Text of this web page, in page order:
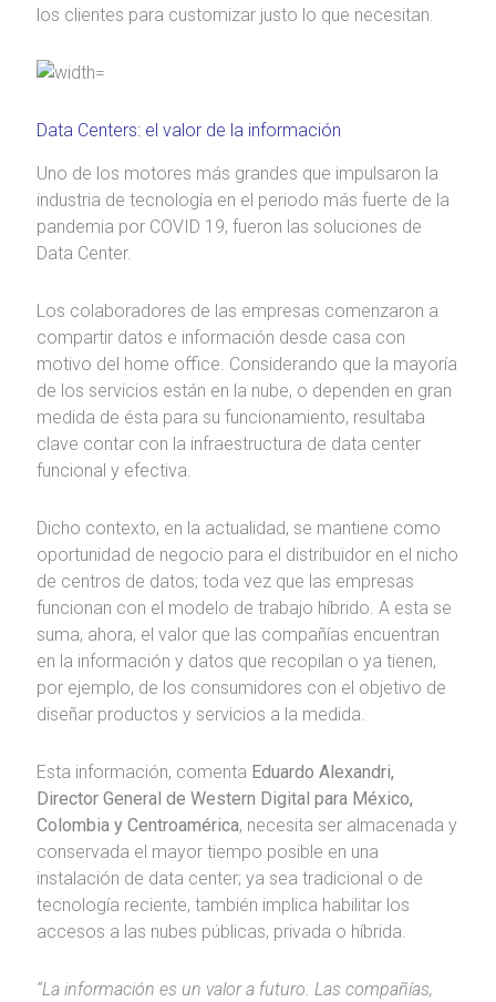
los clientes para customizar justo lo que necesitan.
Data Centers: el valor de la información
Uno de los motores más grandes que impulsaron la
industria de tecnología en el periodo más fuerte de la
pandemia por COVID 19, fueron las soluciones de
Data Center.
Los colaboradores de las empresas comenzaron a
compartir datos e información desde casa con
motivo del home office. Considerando que la mayoría
de los servicios están en la nube, o dependen en gran
medida de ésta para su funcionamiento, resultaba
clave contar con la infraestructura de data center
funcional y efectiva.
Dicho contexto, en la actualidad, se mantiene como
oportunidad de negocio para el distribuidor en el nicho
de centros de datos; toda vez que las empresas
funcionan con el modelo de trabajo híbrido. A esta se
suma, ahora, el valor que las compañías encuentran
en la información y datos que recopilan o ya tienen,
por ejemplo, de los consumidores con el objetivo de
diseñar productos y servicios a la medida.
Esta información, comenta Eduardo Alexandri,
Director General de Western Digital para México,
Colombia y Centroamérica, necesita ser almacenada y
conservada el mayor tiempo posible en una
instalación de data center; ya sea tradicional o de
tecnología reciente, también implica habilitar los
accesos a las nubes públicas, privada o híbrida.
“La información es un valor a futuro. Las compañías,